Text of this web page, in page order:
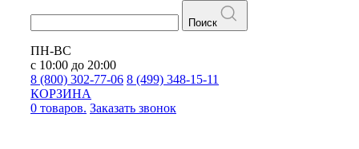
Поиск
ПН-ВС
с 10:00 до 20:00
8 (800) 302-77-06 8 (499) 348-15-11
КОРЗИНА
0 товаров. Заказать звонок